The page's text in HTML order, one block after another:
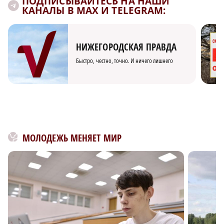
КАНАЛЫ В MAX И TELEGRAM:
НИЖЕГОРОДСКАЯ ПРАВДА
Быстро, честно, точно. И ничего лишнего
МОЛОДЕЖЬ МЕНЯЕТ МИР
×